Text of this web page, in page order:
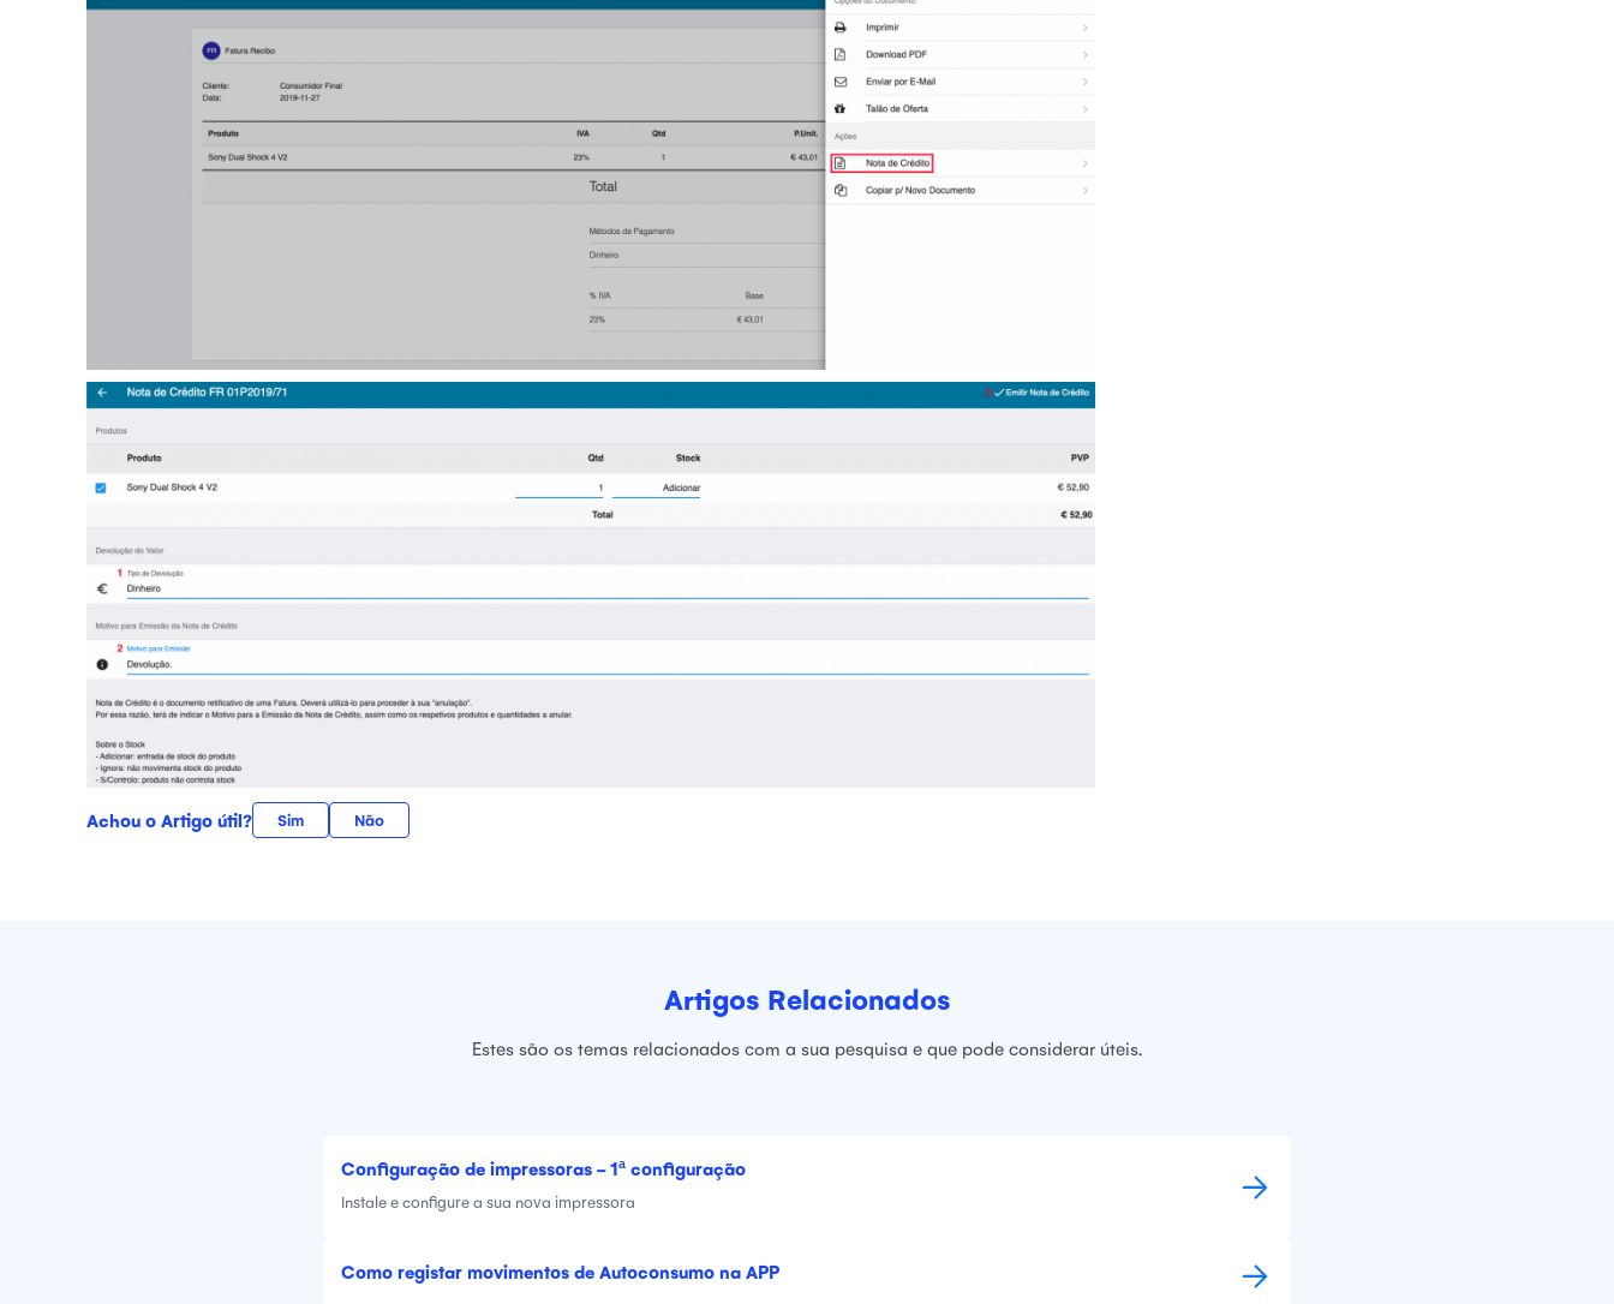
Achou o Artigo útil? Sim Não
Artigos Relacionados
Estes são os temas relacionados com a sua pesquisa e que pode considerar úteis.
Configuração de impressoras - 1ª configuração
Instale e configure a sua nova impressora
Como registar movimentos de Autoconsumo na APP